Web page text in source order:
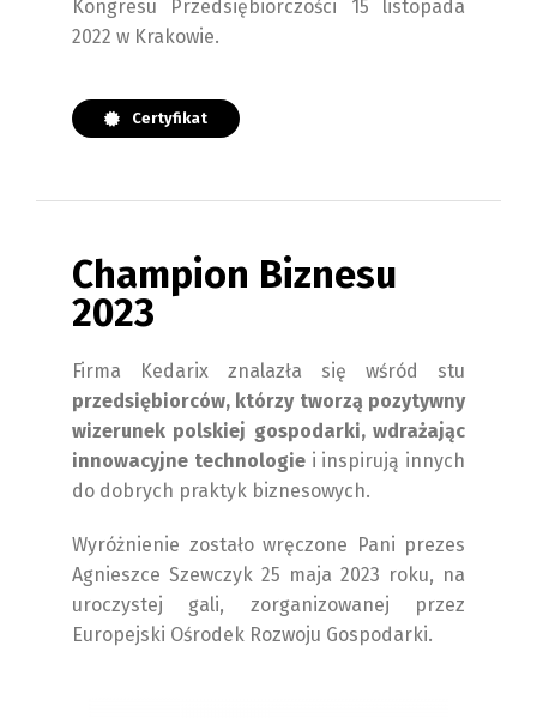
Kongresu Przedsiębiorczości 15 listopada
2022 w Krakowie.
Certyfikat
Champion Biznesu
2023
Firma Kedarix znalazła się wśród stu
przedsiębiorców, którzy tworzą pozytywny
wizerunek polskiej gospodarki, wdrażając
innowacyjne technologiei inspirują innych
do dobrych praktyk biznesowych.
Wyróżnienie zostało wręczone Pani prezes
Agnieszce Szewczyk 25 maja 2023 roku, na
uroczystej gali, zorganizowanej przez
Europejski Ośrodek Rozwoju Gospodarki.